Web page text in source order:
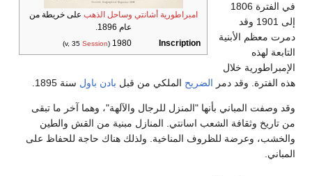
امبراطورية أشانتي وساحل الذهب على خريطة من
عام 1896.
Inscription
1980
(v, 35
Session
)
في الفترة 1806
إلى 1901 وقد
دمرت معظم الأبنية
التابعة لهذه
الإمبراطورية خلال
هذه الفترة. وقد دمر الضريح الملكي من قبل بادن باول سنة 1895.
وقد وصفت المباني بأنها "المنزل للرجال والآلهة"، وهما آخر ما تبقى
من تاريخ وثقافة الشعب اسانتي. المنازل مبنية من القش والطين
والخشب، وعرضة للظروف المناخية. ولذلك هناك حاجة للحفاظ على
المباني.